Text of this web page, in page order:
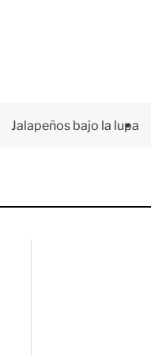
Jalapeños bajo la lupa